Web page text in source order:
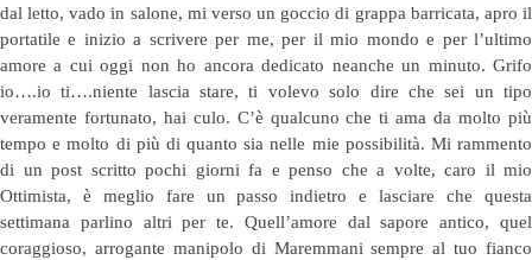
dal letto, vado in salone, mi verso un goccio di grappa barricata, apro il
portatile e inizio a scrivere per me, per il mio mondo e per l’ultimo
amore a cui oggi non ho ancora dedicato neanche un minuto. Grifo
io….io ti….niente lascia stare, ti volevo solo dire che sei un tipo
veramente fortunato, hai culo. C’è qualcuno che ti ama da molto più
tempo e molto di più di quanto sia nelle mie possibilità. Mi rammento
di un post scritto pochi giorni fa e penso che a volte, caro il mio
Ottimista, è meglio fare un passo indietro e lasciare che questa
settimana parlino altri per te. Quell’amore dal sapore antico, quel
coraggioso, arrogante manipolo di Maremmani sempre al tuo fianco